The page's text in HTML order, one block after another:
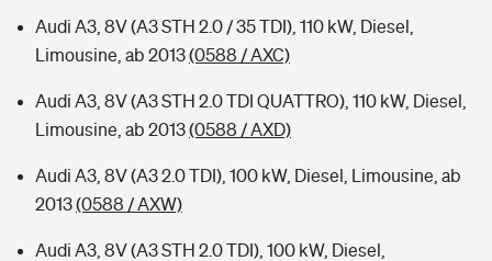
Audi A3, 8V (A3 STH 2.0 / 35 TDI), 110 kW, Diesel,
Limousine, ab 2013(0588 / AXC)
Audi A3, 8V (A3 STH 2.0 TDI QUATTRO), 110 kW, Diesel,
Limousine, ab 2013(0588 / AXD)
Audi A3, 8V (A3 2.0 TDI), 100 kW, Diesel, Limousine, ab
2013(0588 / AXW)
Audi A3, 8V (A3 STH 2.0 TDI), 100 kW, Diesel,